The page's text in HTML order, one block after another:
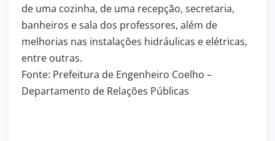
de uma cozinha, de uma recepção, secretaria,
banheiros e sala dos professores, além de
melhorias nas instalações hidráulicas e elétricas,
entre outras.
Fonte: Prefeitura de Engenheiro Coelho –
Departamento de Relações Públicas